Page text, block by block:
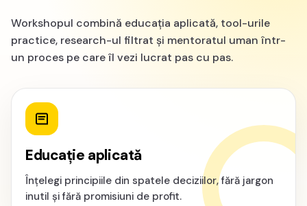
Workshopul combină educația aplicată, tool-urile
practice, research-ul filtrat și mentoratul uman într-
un proces pe care îl vezi lucrat pas cu pas.
Educație aplicată
Înțelegi principiile din spatele deciziilor, fără jargon
inutil și fără promisiuni de profit.